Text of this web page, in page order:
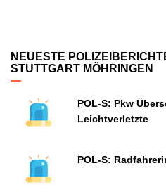
NEUESTE
STUTTGART MÖHRINGEN
POL-S: Pkw
Leichtverletzte
POL-S: